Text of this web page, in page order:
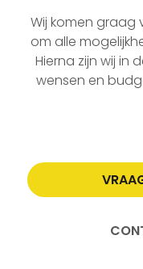
Wij komen graag
om alle
Hierna zijn wij in
wensen en